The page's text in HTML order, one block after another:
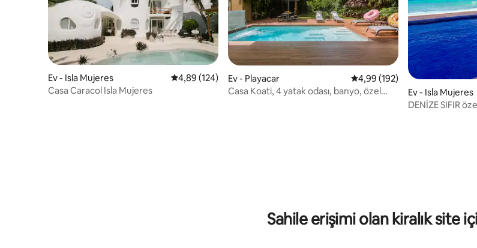
Ev - Isla Mujeres 5 üzerinden ortalama 4,89 puan, 124 değerlendirme
4,89 (124)
Casa Caracol Isla Mujeres
Ev - Playacar 5 üzerinden ortalama 4,99
4,99 (192)
Casa Koati, 4 yatak odası, banyo, özel
Ev - Isla Mujeres
DENİZE SIFIR
Sahile erişimi olan kiralık site